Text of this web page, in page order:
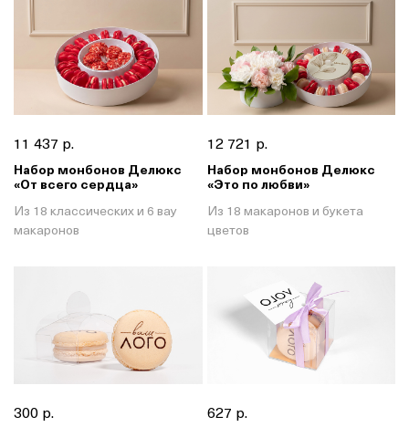
11 437 р.
Набор монбонов Делюкс
«От всего сердца»
Из 18 классических и 6 вау
макаронов
12 721 р.
Набор монбонов Делюкс
«Это по любви»
Из 18 макаронов и букета
цветов
300 р. 627 р.